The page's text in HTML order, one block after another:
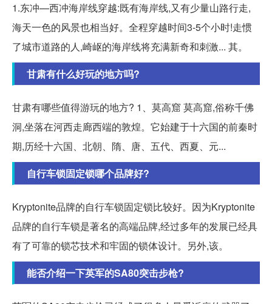
1.东冲—西冲海岸线穿越:既有海岸线,又有少量山路行走,
海天一色的风景也相当好。全程穿越时间3-5个小时!走惯
了城市道路的人,崎岖的海岸线将充满新奇和刺激... 其。
甘肃有什么好玩的地方吗?
甘肃有哪些值得游玩的地方? 1、莫高窟 莫高窟,俗称千佛
洞,坐落在河西走廊西端的敦煌。它始建于十六国的前秦时
期,历经十六国、北朝、隋、唐、五代、西夏、元...
自行车锁固定锁哪个品牌好?
Kryptonite品牌的自行车锁固定锁比较好。因为Kryptonite
品牌的自行车锁是著名的高端品牌,经过多年的发展已经具
有了可靠的锁芯技术和牢固的锁体设计。另外,该。
能否介绍一下英军的SA80突击步枪?